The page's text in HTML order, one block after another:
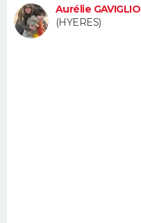
Aurélie GAVIGLIO
(HYERES)